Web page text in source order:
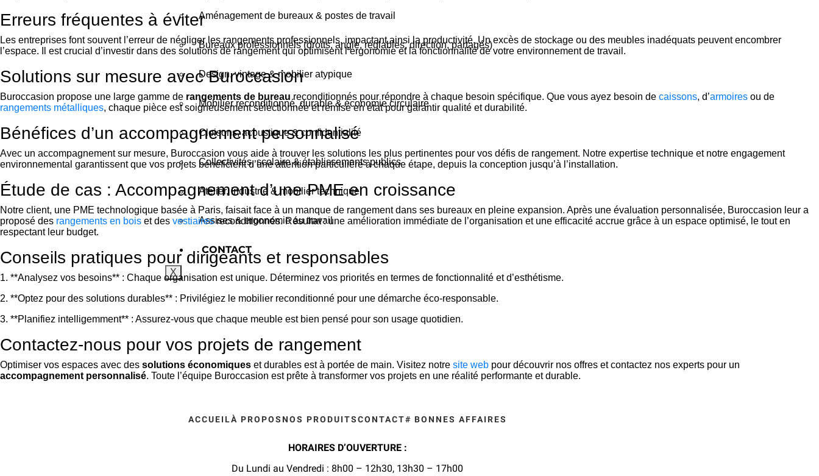
Aménagement de bureaux & postes de travail
Bureaux professionnels (droits, angle, réglables, direction, partagés)
Design, vintage & mobilier atypique
Mobilier reconditionné, durable & économie circulaire
Cloisons, acoustique & confidentialité
Collectivités, scolaire & établissements publics
Atelier, industrie & mobilier technique
Assises & ergonomie au travail
CONTACT
X
Erreurs fréquentes à éviter
Les entreprises font souvent l’erreur de négliger les rangements professionnels, impactant ainsi la productivité. Un excès de stockage ou des meubles inadéquats peuvent encombrer
l’espace. Il est crucial d’investir dans des solutions de rangement qui optimisent l’ergonomie et la fonctionnalité de votre environnement de travail.
Solutions sur mesure avec Buroccasion
Buroccasion propose une large gamme de rangements de bureaureconditionnés pour répondre à chaque besoin spécifique. Que vous ayez besoin de caissons, d’armoires ou de
rangements métalliques, chaque pièce est soigneusement sélectionnée et remise en état pour garantir qualité et durabilité.
Bénéfices d’un accompagnement personnalisé
Avec un accompagnement sur mesure, Buroccasion vous aide à trouver les solutions les plus pertinentes pour vos défis de rangement. Notre expertise technique et notre engagement
environnemental garantissent que vos projets bénéficient d’une attention particulière à chaque étape, depuis la conception jusqu’à l’installation.
Étude de cas : Accompagnement d’une PME en croissance
Notre client, une PME technologique basée à Paris, faisait face à un manque de rangement dans ses bureaux en pleine expansion. Après une évaluation personnalisée, Buroccasion leur a
proposé des rangements en bois et des vestiairesreconditionnés. Résultat : une amélioration immédiate de l’organisation et une efficacité accrue grâce à un espace optimisé, le tout en
respectant leur budget.
Conseils pratiques pour dirigeants et responsables
1. **Analysez vos besoins** : Chaque organisation est unique. Déterminez vos priorités en termes de fonctionnalité et d’esthétisme.
2. **Optez pour des solutions durables** : Privilégiez le mobilier reconditionné pour une démarche éco-responsable.
3. **Planifiez intelligemment** : Assurez-vous que chaque meuble est bien pensé pour son usage quotidien.
Contactez-nous pour vos projets de rangement
Optimiser vos espaces avec des solutions économiques et durables est à portée de main. Visitez notre site web pour découvrir nos offres et contactez nos experts pour un
accompagnement personnalisé. Toute l’équipe Buroccasion est prête à transformer vos projets en une réalité performante et durable.
ACCUEILÀ PROPOS NOS PRODUITSCONTACT# BONNES AFFAIRES
HORAIRES D’OUVERTURE :
Du Lundi au Vendredi : 8h00 – 12h30, 13h30 – 17h00